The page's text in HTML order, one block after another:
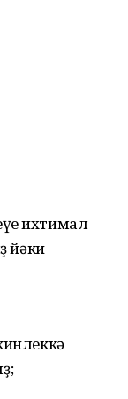
ихтимал
йәки